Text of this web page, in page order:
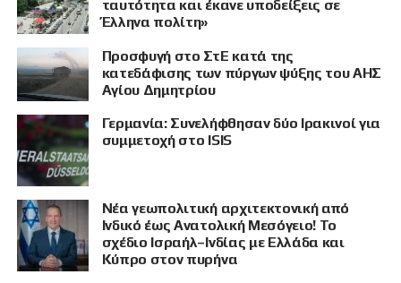
ταυτότητα και έκανε υποδείξεις σε
Έλληνα πολίτη»
Προσφυγή στο ΣτΕ κατά της
κατεδάφισης των πύργων ψύξης του ΑΗΣ
Αγίου Δημητρίου
Γερμανία: Συνελήφθησαν δύο Ιρακινοί για
συμμετοχή στο ISIS
Νέα γεωπολιτική αρχιτεκτονική από
Ινδικό έως Ανατολική Μεσόγειο! Το
σχέδιο Ισραήλ–Ινδίας με Ελλάδα και
Κύπρο στον πυρήνα